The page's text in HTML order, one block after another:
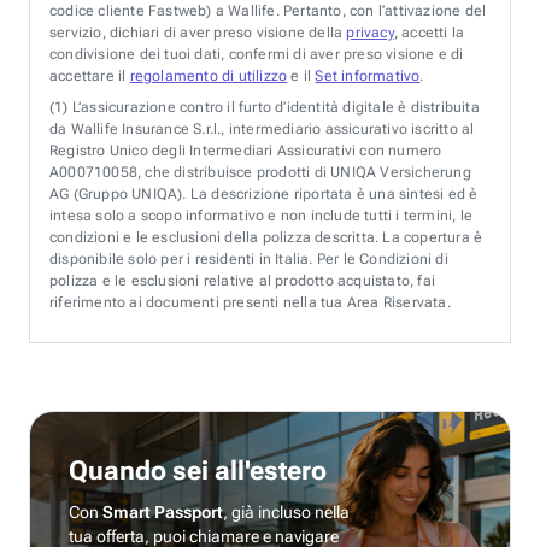
codice cliente Fastweb) a Wallife. Pertanto, con l’attivazione del
servizio, dichiari di aver preso visione della privacy, accetti la
condivisione dei tuoi dati, confermi di aver preso visione e di
accettare il regolamento di utilizzo e ilSet informativo.
(1) L’assicurazione contro il furto d’identità digitale è distribuita
da Wallife Insurance S.r.l., intermediario assicurativo iscritto al
Registro Unico degli Intermediari Assicurativi con numero
A000710058, che distribuisce prodotti di UNIQA Versicherung
AG (Gruppo UNIQA). La descrizione riportata è una sintesi ed è
intesa solo a scopo informativo e non include tutti i termini, le
condizioni e le esclusioni della polizza descritta. La copertura è
disponibile solo per i residenti in Italia. Per le Condizioni di
polizza e le esclusioni relative al prodotto acquistato, fai
riferimento ai documenti presenti nella tua Area Riservata.
Quando sei all'estero
ConSmart Passport, già incluso nella
tua offerta, puoi chiamare e navigare